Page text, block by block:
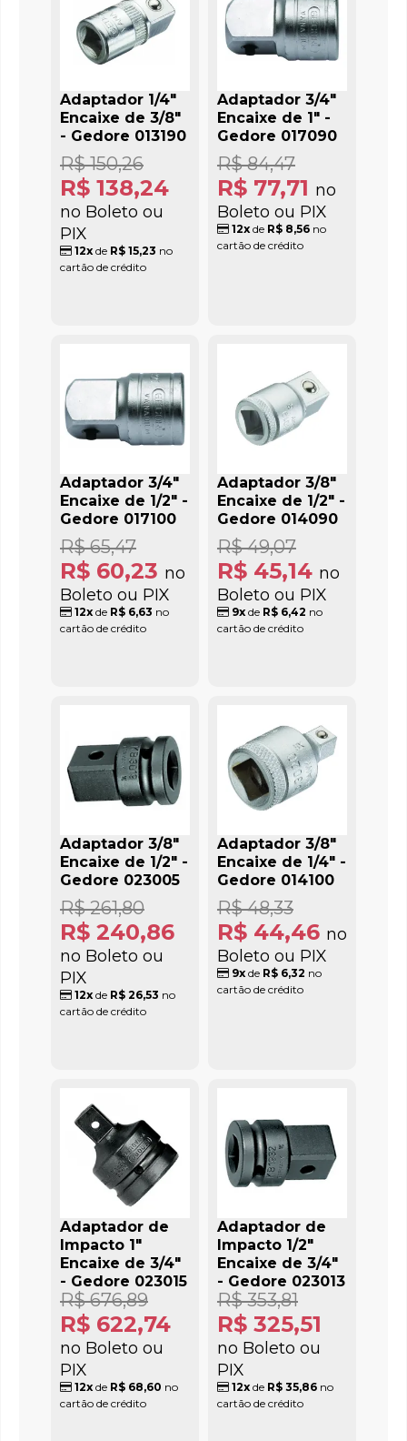
Adaptador 1/4"
Encaixe de 3/8"
- Gedore 013190
R$ 138,24
no Boleto ou
PIX
R$ 150,26
12x de R$ 15,23 no
cartão de crédito
Adaptador 3/4"
Encaixe de 1" -
Gedore 017090
R$ 77,71 no
Boleto ou PIX
R$ 84,47
12xde R$ 8,56no
cartão de crédito
Adaptador 3/4"
Encaixe de 1/2" -
Gedore 017100
R$ 60,23 no
Boleto ou PIX
R$ 65,47
12x de R$ 6,63 no
cartão de crédito
Adaptador 3/8"
Encaixe de 1/2" -
Gedore 014090
R$ 45,14 no
Boleto ou PIX
R$ 49,07
9xde R$ 6,42 no
cartão de crédito
Adaptador 3/8"
Encaixe de 1/2" -
Gedore 023005
R$ 240,86
no Boleto ou
PIX
R$ 261,80
12x de R$ 26,53 no
cartão de crédito
Adaptador 3/8"
Encaixe de 1/4" -
Gedore 014100
R$ 44,46 no
Boleto ou PIX
R$ 48,33
9xde R$ 6,32 no
cartão de crédito
Adaptador de
Impacto 1"
Encaixe de 3/4"
- Gedore 023015
R$ 622,74
no Boleto ou
PIX
R$ 676,89
12x de R$ 68,60 no
cartão de crédito
Adaptador de
Impacto 1/2"
Encaixe de 3/4"
- Gedore 023013
R$ 325,51
no Boleto ou
PIX
R$ 353,81
12xde R$ 35,86no
cartão de crédito